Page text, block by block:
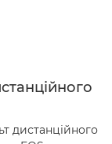
дистанційного